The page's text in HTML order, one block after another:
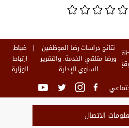
نتائج دراسات رضا الموظفين
ورضا متلقي الخدمة. والتقرير
السنوي للإدارة
ضباط
ارتباط
الوزارة
الاتصال